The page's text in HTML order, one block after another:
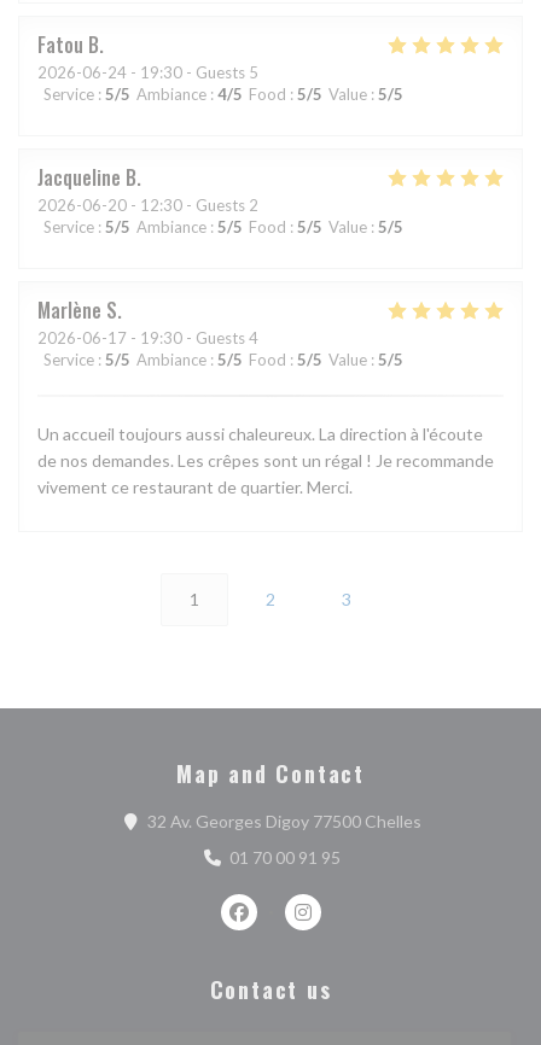
Fatou B
2026-06-24 - 19:30 - Guests 5
Service : 5/5 Ambiance : 4/5 Food : 5/5 Value : 5/5
Jacqueline B
2026-06-20 - 12:30 - Guests 2
Service : 5/5 Ambiance : 5/5 Food : 5/5 Value : 5/5
Marlène S
2026-06-17 - 19:30 - Guests 4
Service : 5/5 Ambiance : 5/5 Food : 5/5 Value : 5/5
Un accueil toujours aussi chaleureux. La direction à l'écoute
de nos demandes. Les crêpes sont un régal ! Je recommande
vivement ce restaurant de quartier. Merci.
1 2 3
Map and Contact
32 Av. Georges Digoy 77500 Chelles
01 70 00 91 95
Facebook ((opens in a new window))
Instagram ((opens in a new
Contact us